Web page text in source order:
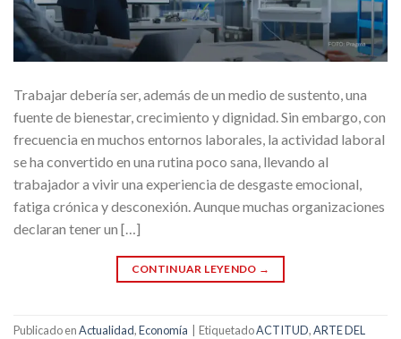
Trabajar debería ser, además de un medio de sustento, una
fuente de bienestar, crecimiento y dignidad. Sin embargo, con
frecuencia en muchos entornos laborales, la actividad laboral
se ha convertido en una rutina poco sana, llevando al
trabajador a vivir una experiencia de desgaste emocional,
fatiga crónica y desconexión. Aunque muchas organizaciones
declaran tener un […]
CONTINUAR LEYENDO →
Publicado enActualidad,Economía EtiquetadoACTITUD,ARTE DEL